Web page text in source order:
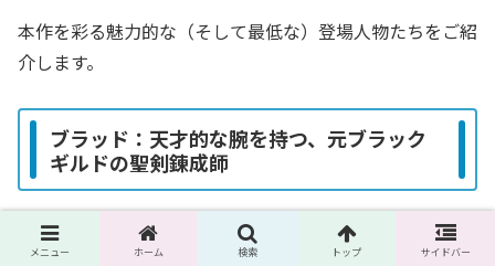
本作を彩る魅力的な（そして最低な）登場人物たちをご紹
介します。
ブラッド：天才的な腕を持つ、元ブラック
ギルドの聖剣錬成師
本作の主人公。腐敗しきったギルドマスター・ザルツに鉄
メニュー ホーム 検索 トップ サイドバー